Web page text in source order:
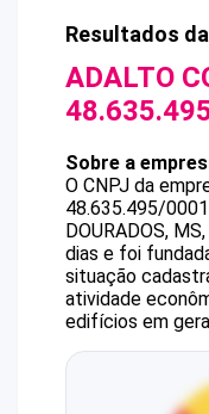
Resultados
ADALTO
Sobre a
O CNPJ da
48.635.495/
DOURADOS,
dias e foi
situação
atividade
edifícios em